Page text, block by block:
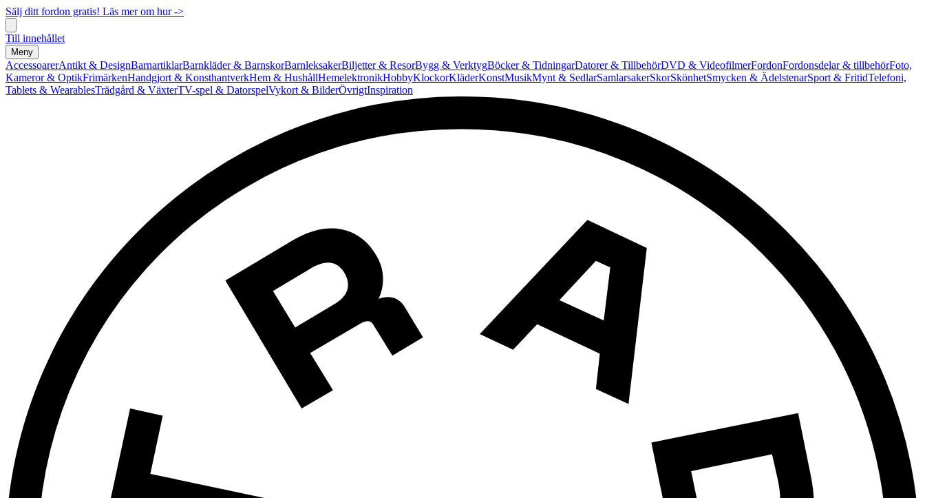
Sälj ditt fordon gratis! Läs mer om hur ->
Till innehållet
Meny
AccessoarerAntikt & DesignBarnartiklarBarnkläder & BarnskorBarnleksakerBiljetter & ResorBygg & VerktygBöcker & TidningarDatorer & TillbehörDVD & VideofilmerFordonFordonsdelar & tillbehörFoto,
Kameror & OptikFrimärkenHandgjort & KonsthantverkHem & HushållHemelektronikHobbyKlockorKläderKonstMusikMynt & SedlarSamlarsakerSkorSkönhetSmycken & ÄdelstenarSport & FritidTelefoni,
Tablets & WearablesTrädgård & VäxterTV-spel & DatorspelVykort & BilderÖvrigtInspiration